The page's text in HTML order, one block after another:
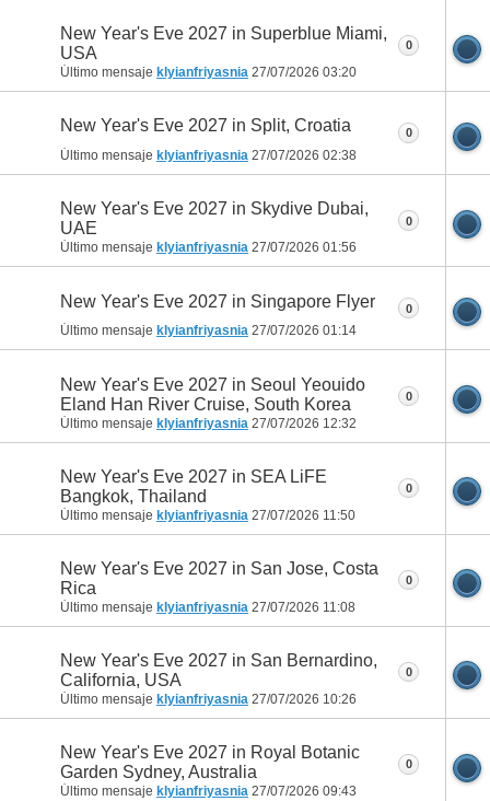
New Year's Eve 2027 in Superblue Miami,
USA
Último mensaje klyianfriyasnia 27/07/2026 03:20
0
New Year's Eve 2027 in Split, Croatia
Último mensaje klyianfriyasnia 27/07/2026 02:38
0
New Year's Eve 2027 in Skydive Dubai,
UAE
Último mensaje klyianfriyasnia 27/07/2026 01:56
0
New Year's Eve 2027 in Singapore Flyer
Último mensaje klyianfriyasnia 27/07/2026 01:14
0
New Year's Eve 2027 in Seoul Yeouido
Eland Han River Cruise, South Korea
Último mensaje klyianfriyasnia 27/07/2026 12:32
0
New Year's Eve 2027 in SEA LiFE
Bangkok, Thailand
Último mensaje klyianfriyasnia 27/07/2026 11:50
0
New Year's Eve 2027 in San Jose, Costa
Rica
Último mensaje klyianfriyasnia 27/07/2026 11:08
0
New Year's Eve 2027 in San Bernardino,
California, USA
Último mensaje klyianfriyasnia 27/07/2026 10:26
0
New Year's Eve 2027 in Royal Botanic
Garden Sydney, Australia
Último mensaje klyianfriyasnia 27/07/2026 09:43
0